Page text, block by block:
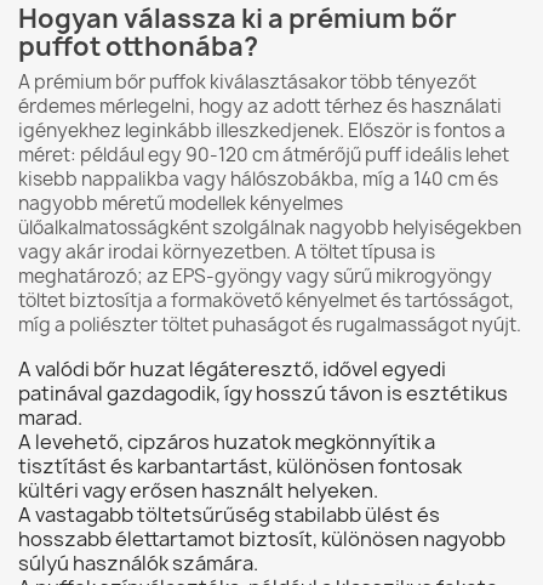
Hogyan válassza ki a prémium bőr
puffot otthonába?
A prémium bőr puffok kiválasztásakor több tényezőt
érdemes mérlegelni, hogy az adott térhez és használati
igényekhez leginkább illeszkedjenek. Először is fontos a
méret: például egy 90-120 cm átmérőjű puff ideális lehet
kisebb nappalikba vagy hálószobákba, míg a 140 cm és
nagyobb méretű modellek kényelmes
ülőalkalmatosságként szolgálnak nagyobb helyiségekben
vagy akár irodai környezetben. A töltet típusa is
meghatározó; az EPS-gyöngy vagy sűrű mikrogyöngy
töltet biztosítja a formakövető kényelmet és tartósságot,
míg a poliészter töltet puhaságot és rugalmasságot nyújt.
A valódi bőr huzat légáteresztő, idővel egyedi
patinával gazdagodik, így hosszú távon is esztétikus
marad.
A levehető, cipzáros huzatok megkönnyítik a
tisztítást és karbantartást, különösen fontosak
kültéri vagy erősen használt helyeken.
A vastagabb töltetsűrűség stabilabb ülést és
hosszabb élettartamot biztosít, különösen nagyobb
súlyú használók számára.